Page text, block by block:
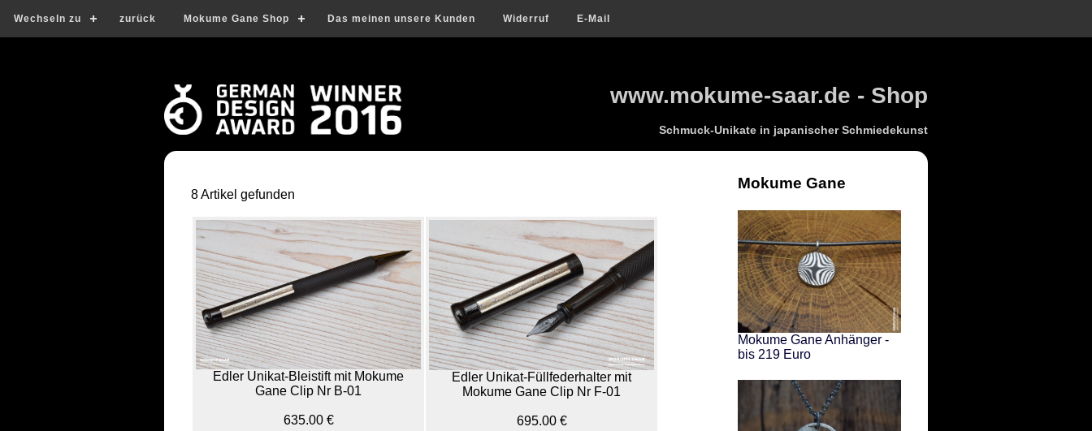
Wechseln zu zurück Mokume Gane Shop Das meinen unsere Kunden Widerruf E-Mail
www.mokume-saar.de - Shop
Schmuck-Unikate in japanischer Schmiedekunst
8 Artikel gefunden
Edler Unikat-Bleistift mit Mokume
Gane Clip Nr B-01
635.00 €
Edler Unikat-Füllfederhalter mit
Mokume Gane Clip Nr F-01
695.00 €
Mokume Gane
Mokume Gane Anhänger -
bis 219 Euro